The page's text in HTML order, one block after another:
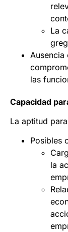
La
las
Capacidad
La aptitud
Posibles
la